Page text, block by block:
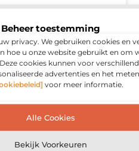
Beheer toestemming
privacy. We gebruiken cookies en
hoe u onze website gebruikt en om
cookies kunnen voor
advertenties en het
voor meer informatie.
Alle Cookies
Bekijk Voorkeuren
van
een
proces van
verwijst naar
van
zoals stof,